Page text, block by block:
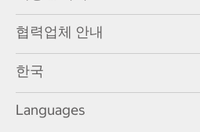
협력업체 안내
한국
Languages